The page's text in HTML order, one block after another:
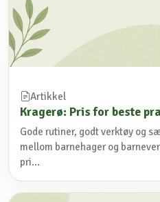
Artikkel
Kragerø: Pris for beste
Gode rutiner, godt verktøy og
mellom barnehager og
pri...